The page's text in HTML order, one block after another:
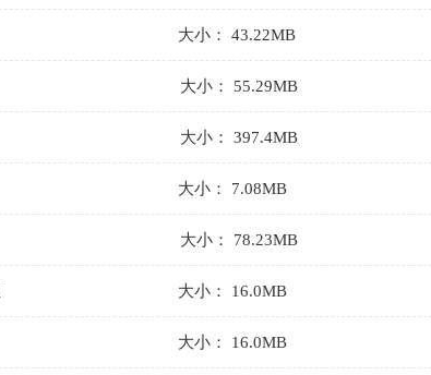
大小： 43.22MB
大小： 55.29MB
大小： 397.4MB
大小： 7.08MB
大小： 78.23MB
大小： 16.0MB
大小： 16.0MB